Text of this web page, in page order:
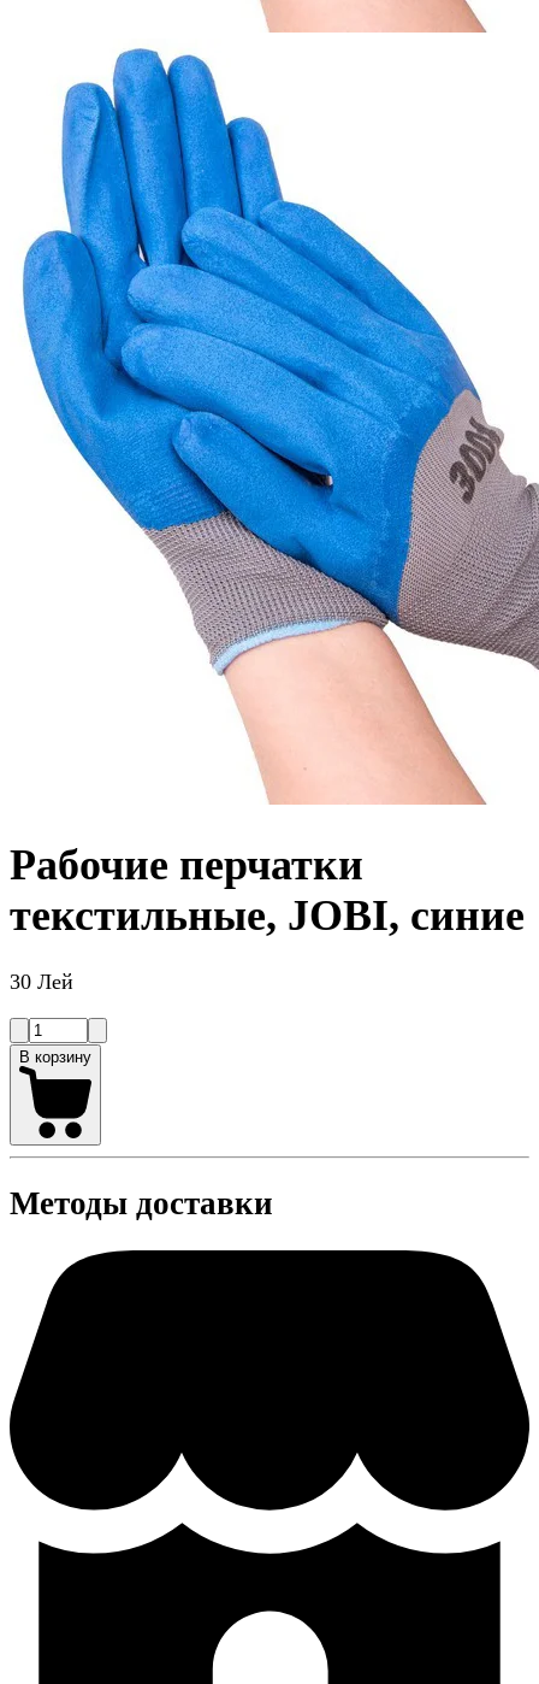
Рабочие перчатки
текстильные, JOBI, синие
30 Лей
В корзину
Методы доставки